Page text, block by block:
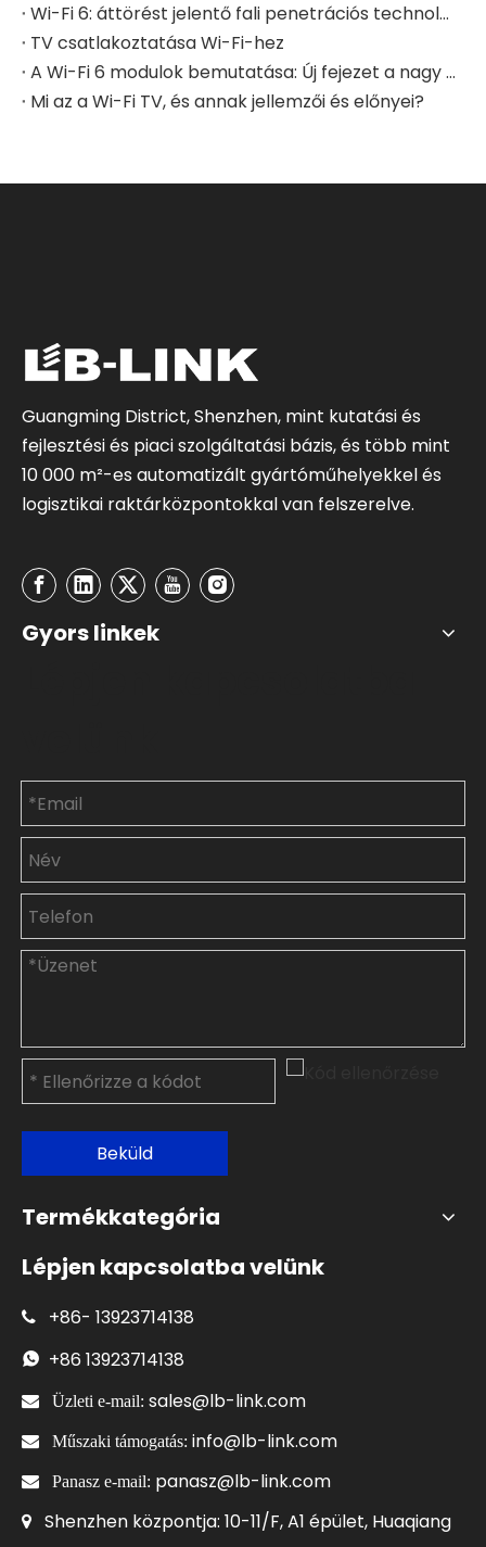
Wi-Fi 6: áttörést jelentő fali penetrációs technológia és az LB-LINK kivételes termékei a korlátlan hálózati élményért!
TV csatlakoztatása Wi-Fi-hez
A Wi-Fi 6 modulok bemutatása: Új fejezet a nagy sebességű, hatékony hálózatépítésben
Mi az a Wi-Fi TV, és annak jellemzői és előnyei?
Guangming District, Shenzhen, mint kutatási és
fejlesztési és piaci szolgáltatási bázis, és több mint
10 000 m²-es automatizált gyártóműhelyekkel és
logisztikai raktárközpontokkal van felszerelve.
Gyors linkek
Beküld
Termékkategória
Lépjen kapcsolatba velünk
 +86- 13923714138
 +86 13923714138
 Üzleti e-mail: sales@lb-link.com
 Műszaki támogatás: info@lb-link.com
 Panasz e-mail: panasz@lb-link.com
 Shenzhen központja: 10-11/F, A1 épület, Huaqiang